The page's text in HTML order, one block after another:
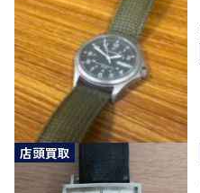
店頭買取